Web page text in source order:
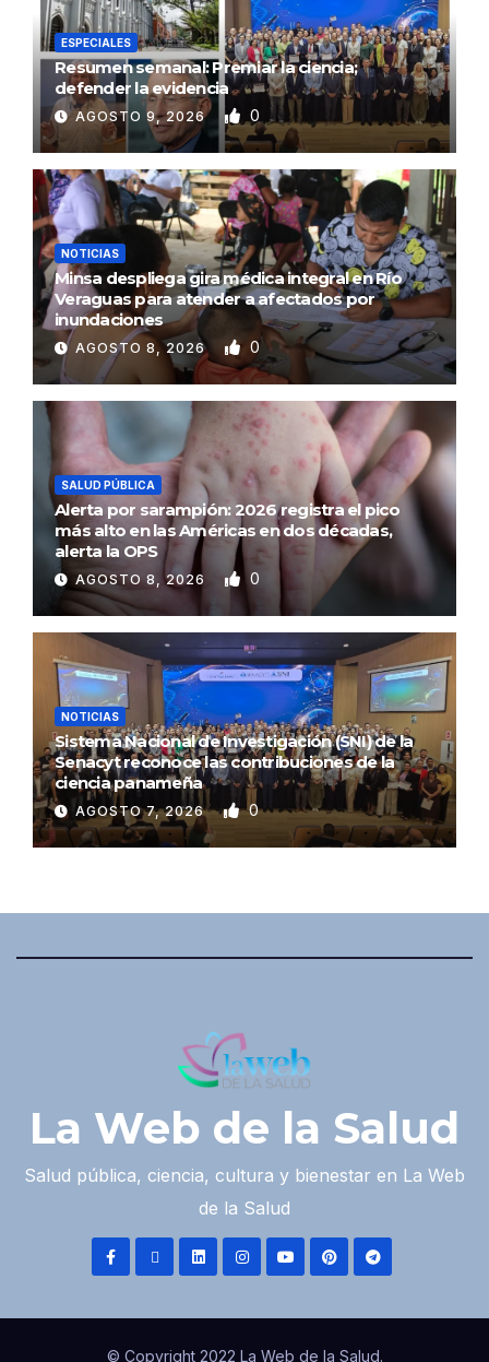
ESPECIALES
Resumen semanal: Premiar la ciencia;
defender la evidencia
AGOSTO 9, 2026 0
NOTICIAS
Minsa despliega gira médica integral en Río
Veraguas para atender a afectados por
inundaciones
AGOSTO 8, 2026 0
SALUD PÚBLICA
Alerta por sarampión: 2026 registra el pico
más alto en las Américas en dos décadas,
alerta la OPS
AGOSTO 8, 2026 0
NOTICIAS
Sistema Nacional de Investigación (SNI) de la
Senacyt reconoce las contribuciones de la
ciencia panameña
AGOSTO 7, 2026 0
La Web de la Salud
Salud pública, ciencia, cultura y bienestar en La Web
de la Salud
© Copyright 2022 La Web de la Salud.